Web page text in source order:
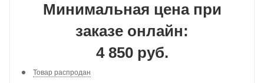
Минимальная цена при
заказе онлайн:
4 850 руб.
Товар распродан